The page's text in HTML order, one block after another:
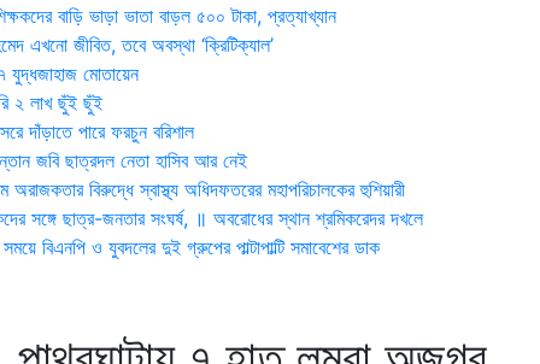
বাড়ি ভাড়া ভাতা বাড়ল ৫০০ টাকা, প্রত্যাখ্যান
এখনো জীবিত, তবে অবস্থা ‘ক্রিটিক্যাল’
যুদ্ধজাহাজ মোতায়েন
২ লাখ ছুঁই ছুঁই
দাঁড়াতে পারে ফরচুন বরিশাল
জবি ছাত্রদল নেতা হাসিব আর নেই
অরাজকতার বিরুদ্ধে স্বাস্থ্য অধিদফতরের মহাপরিচালকের হুশিয়ারী
সঙ্গে ছাত্র-জনতার সংঘর্ষ, ॥ অবরোধের স্থান শ্রমিকরেদর দখলে
বিএনপি ও যুবদলের দুই গ্রুপের পাল্টাপাল্টি সমাবেশের ডাক